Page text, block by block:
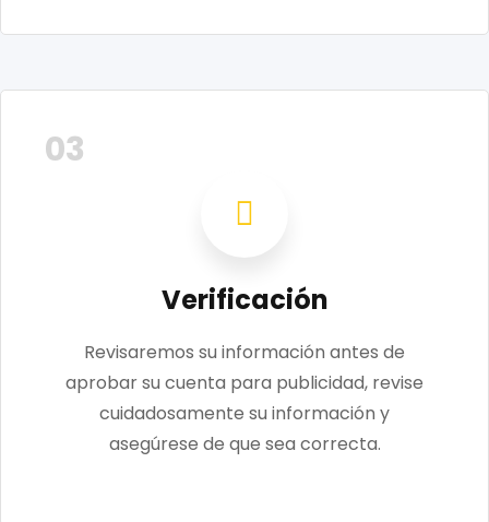
03
Verificación
Revisaremos su información antes de
aprobar su cuenta para publicidad, revise
cuidadosamente su información y
asegúrese de que sea correcta.